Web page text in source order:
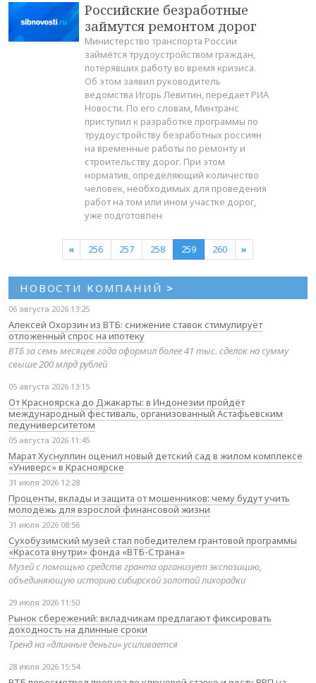
Российские безработные
займутся ремонтом дорог
Министерство транспорта России
займётся трудоустройством граждан,
потерявших работу во время кризиса.
Об этом заявил руководитель
ведомства Игорь Левитин, передает РИА
Новости. По его словам, Минтранс
приступил к разработке программы по
трудоустройству безработных россиян
на временные работы по ремонту и
строительству дорог. При этом
норматив, определяющий количество
человек, необходимых для проведения
работ на том или ином участке дорог,
уже подготовлен
« 256 257 258 259 260 »
НОВОСТИ КОМПАНИЙ >
06 августа 2026 13:25
Алексей Охорзин из ВТБ: снижение ставок стимулирует
отложенный спрос на ипотеку
ВТБ за семь месяцев года оформил более 41 тыс. сделок на сумму
свыше 200 млрд рублей
05 августа 2026 13:15
От Красноярска до Джакарты: в Индонезии пройдёт
международный фестиваль, организованный Астафьевским
педуниверситетом
05 августа 2026 11:45
Марат Хуснуллин оценил новый детский сад в жилом комплексе
«Универс» в Красноярске
31 июля 2026 12:28
Проценты, вклады и защита от мошенников: чему будут учить
молодёжь для взрослой финансовой жизни
31 июля 2026 08:56
Сухобузимский музей стал победителем грантовой программы
«Красота внутри» фонда «ВТБ-Страна»
Музей с помощью средств гранта организует экспозицию,
объединяющую историю сибирской золотой лихорадки
29 июля 2026 11:50
Рынок сбережений: вкладчикам предлагают фиксировать
доходность на длинные сроки
Тренд на «длинные деньги» усиливается
28 июля 2026 15:54